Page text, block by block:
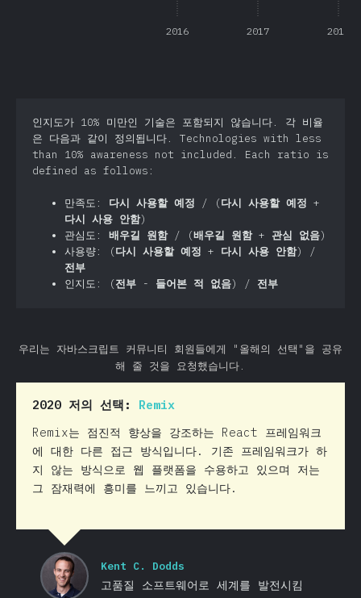
2016 2017 2018
인지도가 10% 미만인 기술은 포함되지 않습니다. 각 비율
은 다음과 같이 정의됩니다. Technologies with less
than 10% awareness not included. Each ratio is
defined as follows:
만족도: 다시 사용할 예정 / (다시 사용할 예정 +
다시 사용 안함)
관심도: 배우길 원함/ (배우길 원함+ 관심 없음)
사용량: (다시 사용할 예정 + 다시 사용 안함) /
전부
인지도: (전부 - 들어본 적 없음) / 전부
우리는 자바스크립트 커뮤니티 회원들에게 "올해의 선택"을 공유
해 줄 것을 요청했습니다.
2020 저의 선택: Remix
Remix는 점진적 향상을 강조하는 React 프레임워크
에 대한 다른 접근 방식입니다. 기존 프레임워크가 하
지 않는 방식으로 웹 플랫폼을 수용하고 있으며 저는
그 잠재력에 흥미를 느끼고 있습니다.
Kent C. Dodds
고품질 소프트웨어로 세계를 발전시킴